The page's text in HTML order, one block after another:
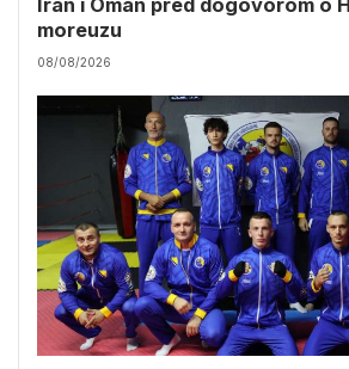
moreuzu
08/08/2026